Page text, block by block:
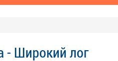
- Широкий лог